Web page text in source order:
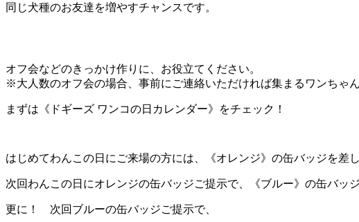
同じ犬種のお友達を増やすチャンスです。
オフ会などのきっかけ作りに、お役立てください。
※大人数のオフ会の場合、事前にご連絡いただければ集まるワンちゃ
まずは《ドギーズ ワンコの日カレンダー》をチェック！
はじめてわんこの日にご来場の方には、《オレンジ》の缶バッジを差し
次回わんこの日にオレンジの缶バッジご提示で、《ブルー》の缶バッ
更に！ 次回ブルーの缶バッジご提示で、